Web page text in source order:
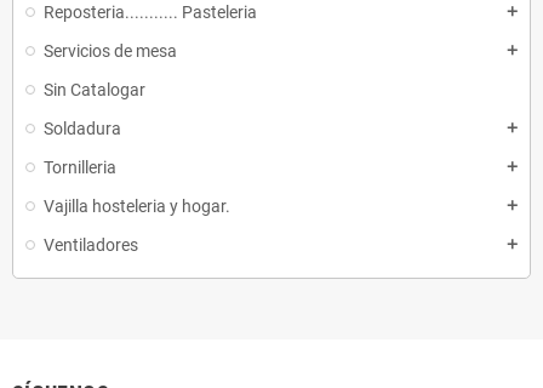
Reposteria........... Pasteleria add
Servicios de mesa add
Sin Catalogar
Soldadura
add
Tornilleria add
Vajilla hosteleria y hogar. add
Ventiladores add